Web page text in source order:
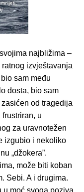
najbližima –
izvještavanja
sam među
dosta, bio sam
od tragedija
u
za uravnotežen
izgubio i nekoliko
„džokera”.
može biti koban
Sebi. A i drugima.